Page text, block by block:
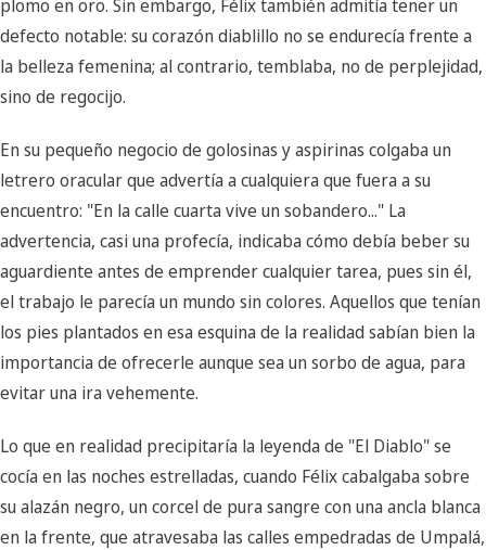
plomo en oro. Sin embargo, Félix también admitía tener un
defecto notable: su corazón diablillo no se endurecía frente a
la belleza femenina; al contrario, temblaba, no de perplejidad,
sino de regocijo.
En su pequeño negocio de golosinas y aspirinas colgaba un
letrero oracular que advertía a cualquiera que fuera a su
encuentro: "En la calle cuarta vive un sobandero..." La
advertencia, casi una profecía, indicaba cómo debía beber su
aguardiente antes de emprender cualquier tarea, pues sin él,
el trabajo le parecía un mundo sin colores. Aquellos que tenían
los pies plantados en esa esquina de la realidad sabían bien la
importancia de ofrecerle aunque sea un sorbo de agua, para
evitar una ira vehemente.
Lo que en realidad precipitaría la leyenda de "El Diablo" se
cocía en las noches estrelladas, cuando Félix cabalgaba sobre
su alazán negro, un corcel de pura sangre con una ancla blanca
en la frente, que atravesaba las calles empedradas de Umpalá,